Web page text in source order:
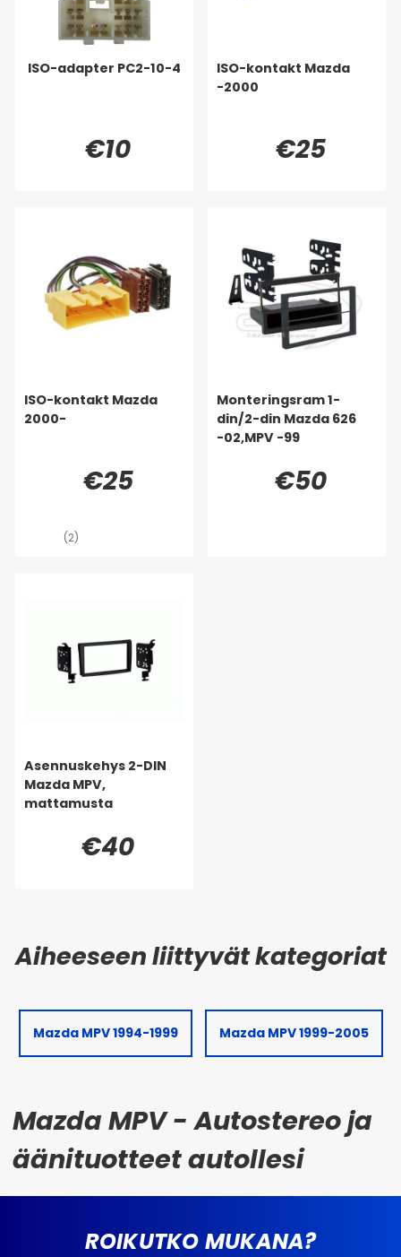
ISO-adapter PC2-10-4
€10
ISO-kontakt Mazda
-2000
€25
ISO-kontakt Mazda
2000-
€25
(2)
Monteringsram 1-
din/2-din Mazda 626
-02,MPV -99
€50
Asennuskehys 2-DIN
Mazda MPV,
mattamusta
€40
Mazda MPV 1994-1999 Mazda MPV 1999-2005
Mazda MPV - Autostereo ja
äänituotteet autollesi
ROIKUTKO MUKANA?